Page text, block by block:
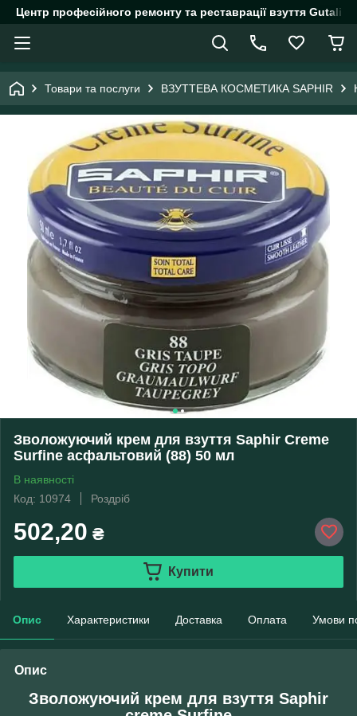
Центр професійного ремонту та реставрації взуття
Товари та послуги ВЗУТТЕВА КОСМЕТИКА SAPHIR
Зволожуючий крем для взуття Saphir Creme
Surfine асфальтовий (88) 50 мл
В наявності
Код: 10974
Роздріб
502,20 ₴
Купити
Опис Характеристики Доставка Оплата Умови
Опис
Зволожуючий крем для взуття Saphir